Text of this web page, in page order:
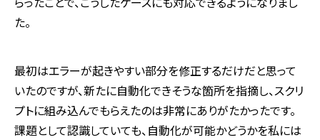
た。
最初はエラーが起きやすい部分を修正するだけだと思って
いたのですが、新たに自動化できそうな箇所を指摘し、スクリ
プトに組み込んでもらえたのは非常にありがたかったです。
課題として認識していても、自動化が可能かどうかを私には